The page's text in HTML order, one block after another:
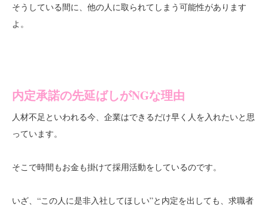
そうしている間に、他の人に取られてしまう可能性があります
よ。
内定承諾の先延ばしがNGな理由
人材不足といわれる今、企業はできるだけ早く人を入れたいと思
っています。
そこで時間もお金も掛けて採用活動をしているのです。
いざ、“この人に是非入社してほしい”と内定を出しても、求職者